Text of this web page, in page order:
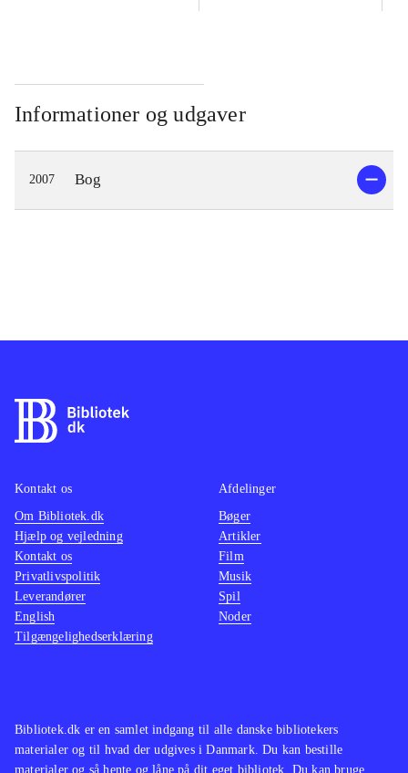
Informationer og udgaver
2007 Bog
Bibliotek.dk er en samlet indgang til alle danske bibliotekers
materialer og til hvad der udgives i Danmark. Du kan bestille
materialer og så hente og låne på dit eget bibliotek. Du kan bruge
Kontakt os
Om Bibliotek.dk
Hjælp og vejledning
Kontakt os
Privatlivspolitik
Leverandører
English
Tilgængelighedserklæring
Afdelinger
Bøger
Artikler
Film
Musik
Spil
Noder